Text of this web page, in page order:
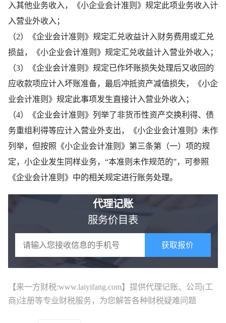
入其他业务收入，《小企业会计准则》规定此项业务收入计
入营业外收入；
（2）《企业会计准则》规定汇兑收益计入财务费用或汇兑
损益，《小企业会计准则》规定汇兑收益计入营业外收入；
（3）《企业会计准则》规定已作坏账损失处理后又收回的
应收款项应计入坏账准备，最后冲抵资产减值损失，《小企
业会计准则》规定此事项发生直接计入营业外收入；
（4）《企业会计准则》列举了非货币性资产交换利得、债
务重组利得等应计入营业外支出，《小企业会计准则》未作
列举，但按照《小企业会计准则》第三条第（一）项的规
定，小企业发生同样业务，“本准则未作规范的”，可参照
《企业会计准则》中的相关规定进行账务处理。
代理记账
服务价目表
获取报价
【来一方财税:www.laiyifang.com】提供代理记账、公司(工
商)注册等专业财税服务，为您解答各种财税疑难问题